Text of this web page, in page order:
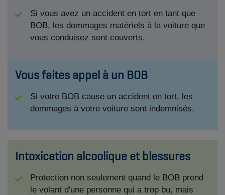
Si vous avez un accident en tort en tant que
BOB, les dommages matériels à la voiture que
vous conduisez sont couverts.
Vous faites appel à un BOB
Si votre BOB cause un accident en tort, les
dommages à votre voiture sont indemnisés.
Intoxication alcoolique et blessures
Protection non seulement quand le BOB prend
le volant d'une personne qui a trop bu, mais